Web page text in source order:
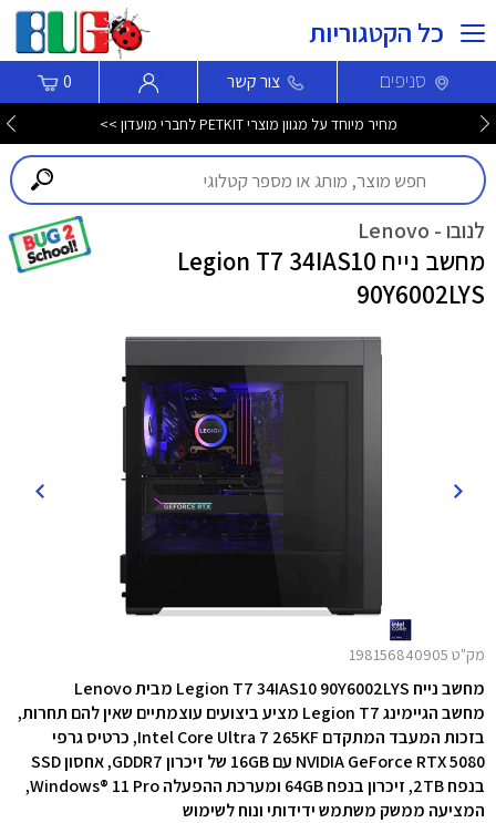
כל הקטגוריות
סניפים צור קשר 0
מחיר מיוחד על מגוון מוצרי PETKIT לחברי מועדון >>
לנובו - Lenovo
מחשב נייח Legion T7 34IAS10
90Y6002LYS
מק"ט 198156840905
מחשב נייח Legion T7 34IAS10 90Y6002LYS מבית Lenovo
מחשב הגיימינג Legion T7 מציע ביצועים עוצמתיים שאין להם תחרות,
בזכות המעבד המתקדם Intel Core Ultra 7 265KF,
כרטיס גרפי
NVIDIA GeForce RTX 5080 עם 16GB של זיכרון GDDR7,
אחסון SSD
בנפח 2TB, זיכרון בנפח 64GB ו
מערכת ההפעלה Windows® 11 Pro,
המציעה ממשק משתמש ידידותי ונוח לשימוש